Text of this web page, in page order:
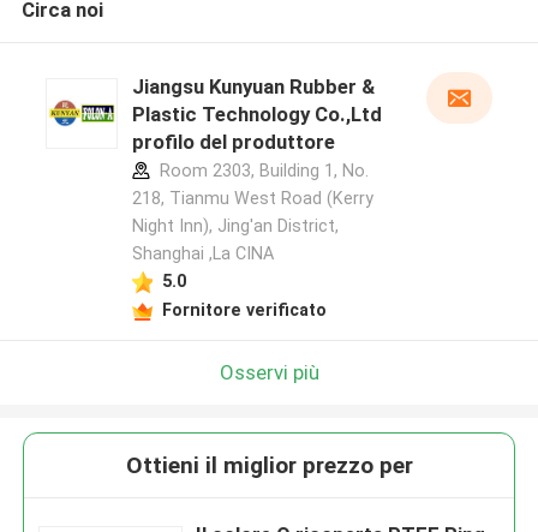
Circa noi
Jiangsu Kunyuan Rubber &
Plastic Technology Co.,Ltd
profilo del produttore
Room 2303, Building 1, No.
218, Tianmu West Road (Kerry
Night Inn), Jing'an District,
Shanghai ,La CINA
5.0
Fornitore verificato
Osservi più
Ottieni il miglior prezzo per